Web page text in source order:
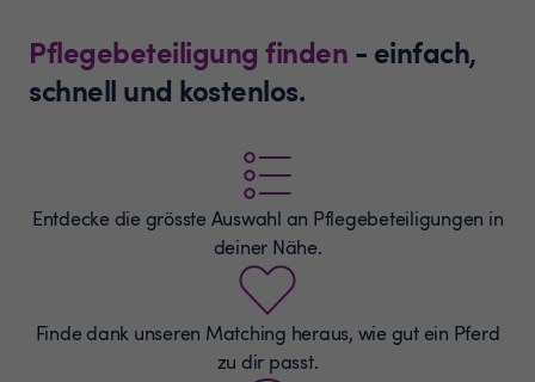
Pflegebeteiligung finden - einfach,
schnell und kostenlos.
Entdecke die grösste Auswahl an Pflegebeteiligungen in
deiner Nähe.
Finde dank unseren Matching heraus, wie gut ein Pferd
zu dir passt.